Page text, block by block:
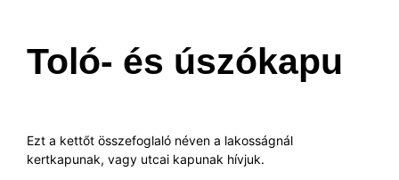
Toló- és úszókapu
Ezt a kettőt összefoglaló néven a lakosságnál
kertkapunak, vagy utcai kapunak hívjuk.